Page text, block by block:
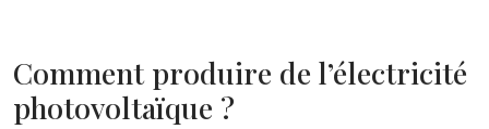
Comment produire de l’électricité
photovoltaïque ?